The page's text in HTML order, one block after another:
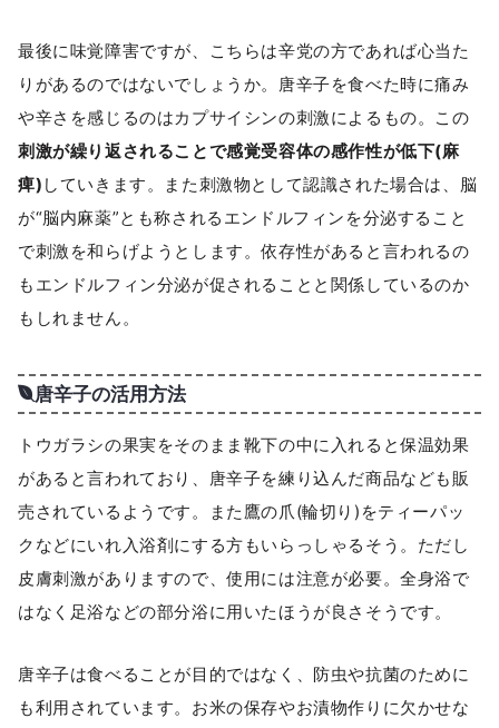
最後に味覚障害ですが、こちらは辛党の方であれば心当た
りがあるのではないでしょうか。唐辛子を食べた時に痛み
や辛さを感じるのはカプサイシンの刺激によるもの。この
刺激が繰り返されることで感覚受容体の感作性が低下(麻
痺) していきます。また刺激物として認識された場合は、脳
が“脳内麻薬”とも称されるエンドルフィンを分泌すること
で刺激を和らげようとします。依存性があると言われるの
もエンドルフィン分泌が促されることと関係しているのか
もしれません。
唐辛子の活用方法
トウガラシの果実をそのまま靴下の中に入れると保温効果
があると言われており、唐辛子を練り込んだ商品なども販
売されているようです。また鷹の爪(輪切り)をティーパッ
クなどにいれ入浴剤にする方もいらっしゃるそう。ただし
皮膚刺激がありますので、使用には注意が必要。全身浴で
はなく足浴などの部分浴に用いたほうが良さそうです。
唐辛子は食べることが目的ではなく、防虫や抗菌のために
も利用されています。お米の保存やお漬物作りに欠かせな